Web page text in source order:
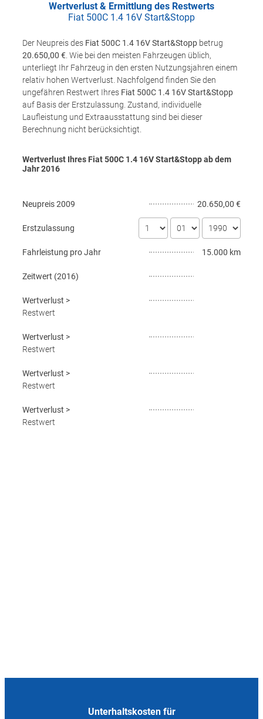
Wertverlust & Ermittlung des Restwerts
Fiat 500C 1.4 16V Start&Stopp
Der Neupreis des Fiat 500C 1.4 16V Start&Stopp betrug
20.650,00 € . Wie bei den meisten Fahrzeugen üblich,
unterliegt Ihr Fahrzeug in den ersten Nutzungsjahren einem
relativ hohen Wertverlust. Nachfolgend finden Sie den
ungefähren Restwert Ihres Fiat 500C 1.4 16V Start&Stopp
auf Basis der Erstzulassung. Zustand, individuelle
Laufleistung und Extraausstattung sind bei dieser
Berechnung nicht berücksichtigt.
Wertverlust Ihres Fiat 500C 1.4 16V Start&Stopp ab dem
Jahr2016
Neupreis2009 20.650,00 €
Erstzulassung
Fahrleistung pro Jahr 15.000 km
Zeitwert (2016)
Wertverlust >
Restwert
Wertverlust >
Restwert
Wertverlust >
Restwert
Wertverlust >
Restwert
Unterhaltskosten für